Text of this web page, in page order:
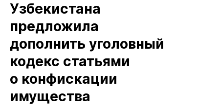
Узбекистана
предложила
дополнить уголовный
кодекс статьями
о конфискации
имущества